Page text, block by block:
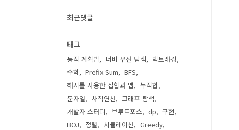
최근댓글
태그
동적 계획법 너비 우선 탐색
백트래킹
수학
Prefix Sum
BFS
해시를 사용한 집합과 맵
누적합
문자열
사칙연산
그래프 탐색
개발자 스터디
브루트포스 dp
구현
BOJ
정렬 시뮬레이션
Greedy